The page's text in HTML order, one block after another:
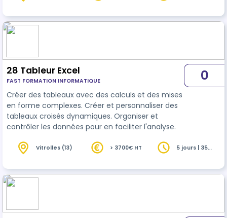
28 Tableur Excel
FAST FORMATION INFORMATIQUE
Créer des tableaux avec des calculs et des mises
en forme complexes. Créer et personnaliser des
tableaux croisés dynamiques. Organiser et
contrôler les données pour en faciliter l'analyse.
0
Vitrolles (13) > 3700€ HT
5 jours | 35